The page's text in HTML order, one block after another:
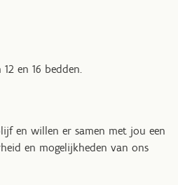
en 16 bedden.
en willen er samen met jou een
en mogelijkheden van ons